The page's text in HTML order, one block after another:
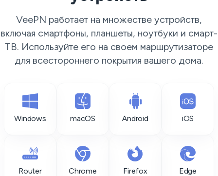
VeePN работает на множестве устройств,
включая смартфоны, планшеты, ноутбуки и смарт-
ТВ. Используйте его на своем маршрутизаторе
для всестороннего покрытия вашего дома.
Windows macOS Android iOS
Router Chrome Firefox Edge